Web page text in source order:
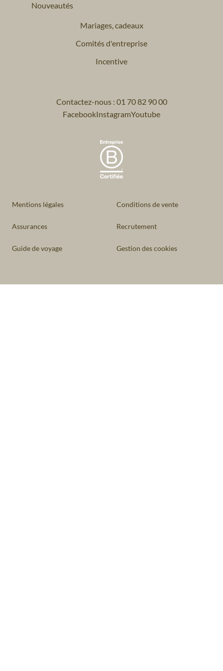
Nouveautés
Mariages, cadeaux
Comités d'entreprise
Incentive
Contactez-nous : 01 70 82 90 00
FacebookInstagramYoutube
Mentions légales Conditions de vente
Assurances Recrutement
Guide de voyage Gestion des cookies